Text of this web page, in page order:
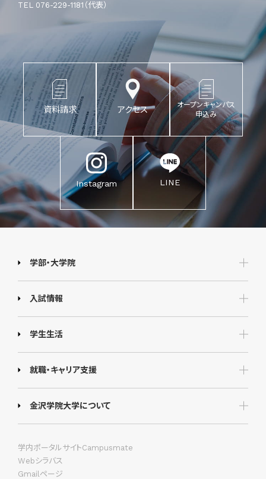
TEL 076-229-1181（代表）
資料請求 アクセス
オープンキャンパス
申込み
Instagram LINE
学部・大学院
入試情報
学生生活
就職・キャリア支援
金沢学院大学について
学内ポータルサイトCampusmate
Webシラバス
Gmailページ